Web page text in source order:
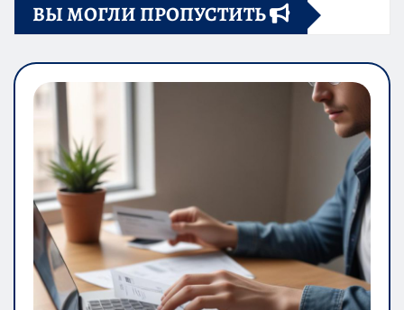
ВЫ МОГЛИ ПРОПУСТИТЬ